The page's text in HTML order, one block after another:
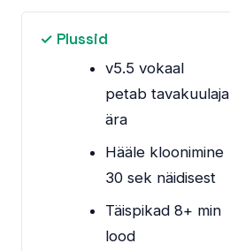
✓ Plussid
v5.5 vokaal
petab tavakuulaja
ära
Hääle kloonimine
30 sek näidisest
Täispikad 8+ min
lood